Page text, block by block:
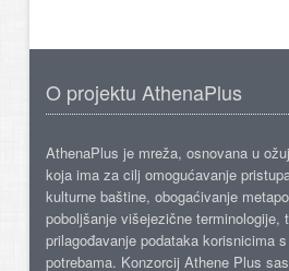
O projektu AthenaPlus
AthenaPlus je mreža, osnovana u
koja ima za cilj omogućavanje
kulturne baštine, obogaćivanje
poboljšanje višejezične terminologije,
prilagođavanje podataka korisnicima
potrebama. Konzorcij Athene Plus